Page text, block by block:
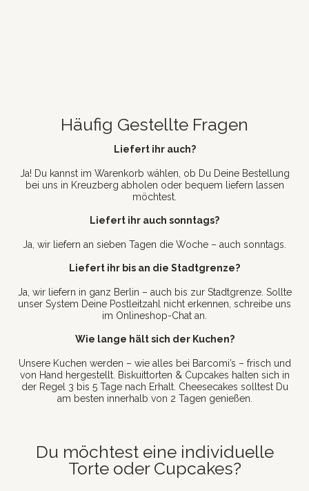
Häufig Gestellte Fragen
Liefert ihr auch?
Ja! Du kannst im Warenkorb wählen, ob Du Deine Bestellung
bei uns in Kreuzberg abholen oder bequem liefern lassen
möchtest.
Liefert ihr auch sonntags?
Ja, wir liefern an sieben Tagen die Woche – auch sonntags.
Liefert ihr bis an die Stadtgrenze?
Ja, wir liefern in ganz Berlin – auch bis zur Stadtgrenze. Sollte
unser System Deine Postleitzahl nicht erkennen, schreibe uns
im Onlineshop-Chat an.
Wie lange hält sich der Kuchen?
Unsere Kuchen werden – wie alles bei Barcomi’s – frisch und
von Hand hergestellt. Biskuittorten & Cupcakes halten sich in
der Regel 3 bis 5 Tage nach Erhalt. Cheesecakes solltest Du
am besten innerhalb von 2 Tagen genießen.
Du möchtest eine individuelle
Torte oder Cupcakes?